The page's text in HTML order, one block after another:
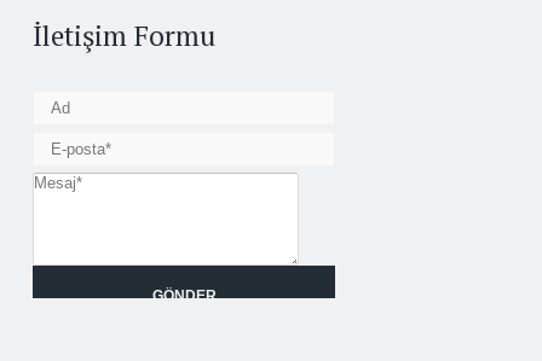
İletişim Formu